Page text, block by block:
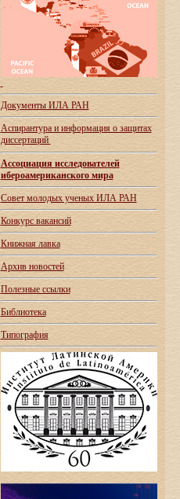
Документы ИЛА РАН
Аспирантура и информация о защитах
диссертаций
Ассоциация исследователей
ибероамериканского мира
Совет молодых ученых ИЛА РАН
Конкурс вакансий
Книжная лавка
Архив новостей
Полезные ссылки
Библиотека
Типография